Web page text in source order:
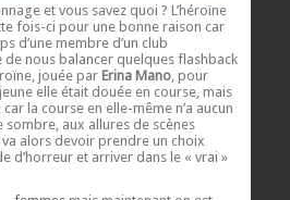
et vous savez quoi ? L’héroïne
fois-ci pour une bonne raison car
d’une membre d’un club
de nous balancer quelques flashback
jouée par Erina Mano , pour
elle était douée en course, mais
la course en elle-même n’a aucun
sombre, aux allures de scènes
alors devoir prendre un choix
d’horreur et arriver dans le « vrai »